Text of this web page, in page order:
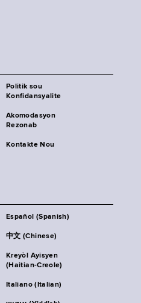
Politik sou
Konfidansyalite
Akomodasyon
Rezonab
Kontakte Nou
Español (Spanish)
中文 (Chinese)
Kreyòl Ayisyen
(Haitian-Creole)
Italiano (Italian)